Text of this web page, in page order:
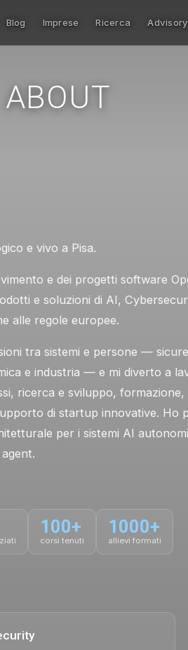
Blog Imprese Ricerca Advisory
ABOUT
e vivo a Pisa.
e dei progetti software
e soluzioni di AI,
alle regole europee.
tra sistemi e persone —
e industria — e mi diverto a
ricerca e sviluppo,
di startup innovative. Ho
per i sistemi AI
100+
corsi tenuti
1000+
allievi formati